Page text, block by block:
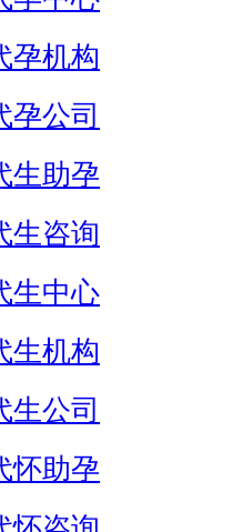
孕机构
孕公司
生助孕
生咨询
生中心
生机构
生公司
怀助孕